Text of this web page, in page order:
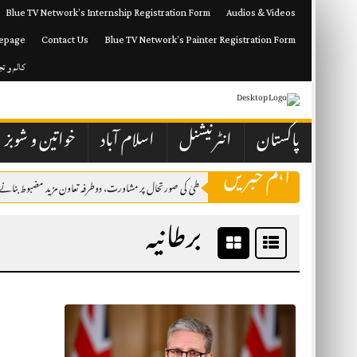
to
Audios & Videos
Blue TV Network’s Internship Registration Form
Blue TV Network’s Painter Registration Form
Contact Us
کالم و
پاکستان انٹرنیشنل اسلام آباد خواتین و شوبز
اہم خبریں
پاکستان اور کویت نے مشرقِ وسطیٰ کی صورتحال پر مشاورت، دوطرفہ تعاون مزید مضبوط بنانے
برطانیہ